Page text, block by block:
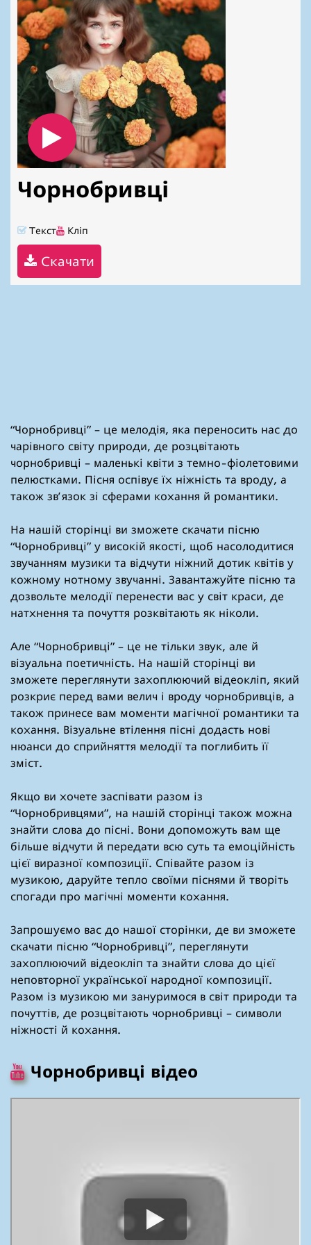
Чорнобривці
Текст Кліп
Скачати
“Чорнобривці” – це мелодія, яка переносить нас до
чарівного світу природи, де розцвітають
чорнобривці – маленькі квіти з темно-фіолетовими
пелюстками. Пісня оспівує їх ніжність та вроду, а
також зв’язок зі сферами кохання й романтики.
На нашій сторінці ви зможете скачати пісню
“Чорнобривці” у високій якості, щоб насолодитися
звучанням музики та відчути ніжний дотик квітів у
кожному нотному звучанні. Завантажуйте пісню та
дозвольте мелодії перенести вас у світ краси, де
натхнення та почуття розквітають як ніколи.
Але “Чорнобривці” – це не тільки звук, але й
візуальна поетичність. На нашій сторінці ви
зможете переглянути захоплюючий відеокліп, який
розкриє перед вами велич і вроду чорнобривців, а
також принесе вам моменти магічної романтики та
кохання. Візуальне втілення пісні додасть нові
нюанси до сприйняття мелодії та поглибить її
зміст.
Якщо ви хочете заспівати разом із
“Чорнобривцями”, на нашій сторінці також можна
знайти слова до пісні. Вони допоможуть вам ще
більше відчути й передати всю суть та емоційність
цієї виразної композиції. Співайте разом із
музикою, даруйте тепло своїми піснями й творіть
спогади про магічні моменти кохання.
Запрошуємо вас до нашої сторінки, де ви зможете
скачати пісню “Чорнобривці”, переглянути
захоплюючий відеокліп та знайти слова до цієї
неповторної української народної композиції.
Разом із музикою ми зануримося в світ природи та
почуттів, де розцвітають чорнобривці – символи
ніжності й кохання.
Чорнобривці відео